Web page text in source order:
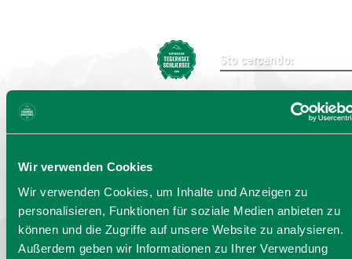
Wir verwenden Cookies
Wir verwenden Cookies, um Inhalte und Anzeigen zu
personalisieren, Funktionen für soziale Medien anbieten zu
können und die Zugriffe auf unsere Website zu analysieren.
Außerdem geben wir Informationen zu Ihrer Verwendung
Bayern - traditionell anders
Invia ricerca